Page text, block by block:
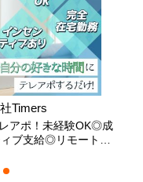
Timers
アポ！未経験OK◎成
ブ支給◎リモートワ